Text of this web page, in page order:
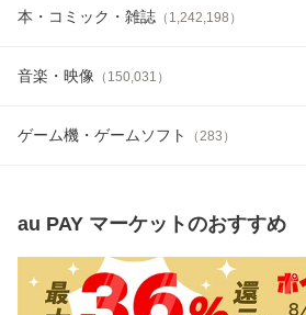
本・コミック・雑誌 （ 1,242,198 ）
音楽・映像 （ 150,031 ）
ゲーム機・ゲームソフト （283 ）
au PAY マーケットのおすすめ